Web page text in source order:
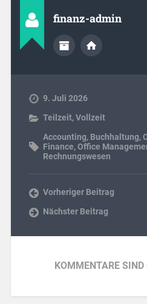
finanz-admin
9. Juli 2026
Teilzeit,Vollzeit
Accounting, Buchhaltung,
Finance,Office
Rechnungswesen
Vorheriger Beitrag
Nächster Beitrag
KOMMENTARE